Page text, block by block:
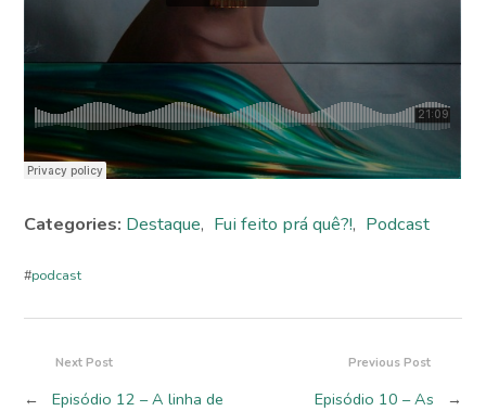
Categories: Destaque, Fui feito prá quê?!, Podcast
#podcast
Previous Post
Episódio 10 – As
→
Next Post
←
Episódio 12 – A linha de